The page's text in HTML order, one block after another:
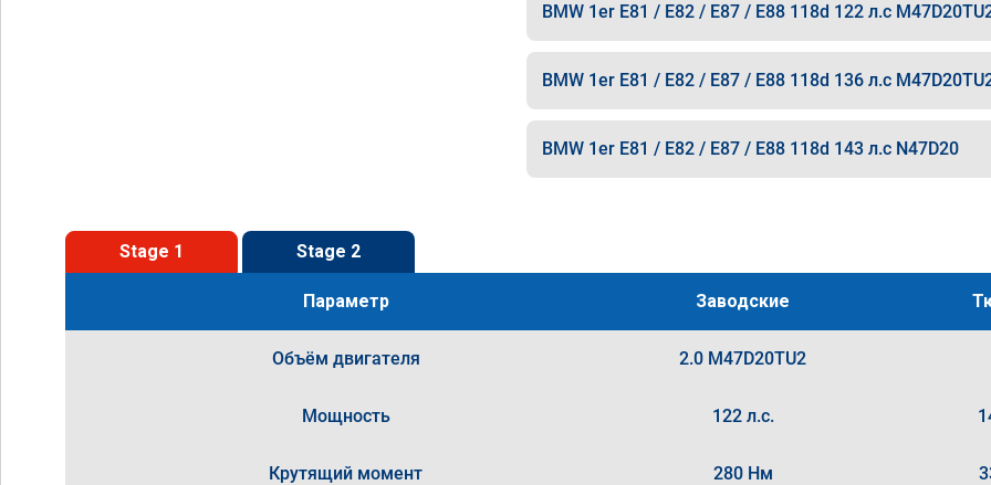
BMW 1er E81 / E82 / E87 / E88 118d 122 л.с
BMW 1er E81 / E82 / E87 / E88 118d 136 л.с
BMW 1er E81 / E82 / E87 / E88 118d 143 л.с N47D20
Stage 1 Stage 2
Параметр Заводские
Объём двигателя 2.0 M47D20TU2
Мощность 122 л.с.
Крутящий момент 280 Нм